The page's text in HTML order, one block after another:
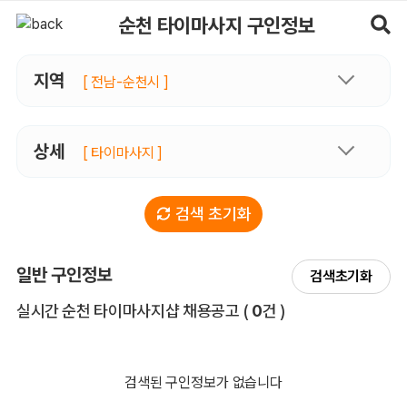
순천 타이마사지 구인정보
지역 [ 전남-순천시 ]
상세 [ 타이마사지 ]
검색 초기화
일반 구인정보 검색초기화
실시간 순천 타이마사지샵 채용공고 전체 목록
( 0건 )
검색된 구인정보가 없습니다